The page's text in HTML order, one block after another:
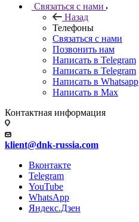
Связаться с нами
Назад
Телефоны
Связаться с нами
Позвонить нам
Написать в Telegram
Написать в Telegram
Написать в Whatsapp
Написать в Max
Контактная информация
klient@dnk-russia.com
Вконтакте
Telegram
YouTube
WhatsApp
Яндекс.Дзен